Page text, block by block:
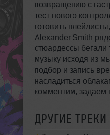
возвращению с
тест нового
готовить
Alexander Smith
стюардессы бегали
музыку исходя из
подбор и запись
насладиться
комментим, задаем
ДРУГИЕ ТРЕКИ